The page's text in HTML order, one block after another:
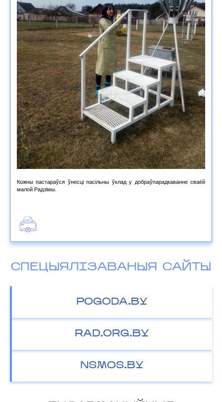
Кожны пастараўся ўнесці пасільны ўклад у добраўпарадкаванне сваёй
малой Радзімы.
СПЕЦЫЯЛІЗАВАНЫЯ САЙТЫ
POGODA.BY
RAD.ORG.BY
NSMOS.BY